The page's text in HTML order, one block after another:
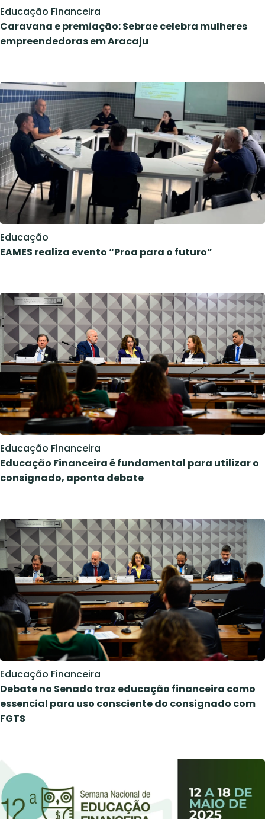
Educação Financeira
Caravana e premiação: Sebrae celebra mulheres
empreendedoras em Aracaju
Educação
EAMES realiza evento “Proa para o futuro”
Educação Financeira
Educação Financeira é fundamental para utilizar o
consignado, aponta debate
Educação Financeira
Debate no Senado traz educação financeira como
essencial para uso consciente do consignado com
FGTS